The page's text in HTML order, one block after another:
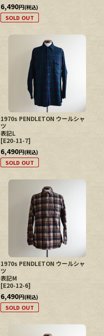
6,490円(税込)
SOLD OUT
1970s PENDLETON ウールシャ
ツ
表記L
[E20-11-7]
6,490円(税込)
SOLD OUT
1970s PENDLETON ウールシャ
ツ
表記M
[E20-12-6]
6,490円(税込)
SOLD OUT